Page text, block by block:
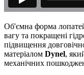
Об'ємна форма
вагу та покращені
підвищення
матеріалом Dynel,
механічних